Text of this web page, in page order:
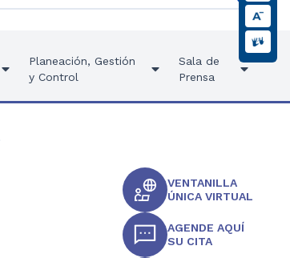
Planeación, Gestión
y Control
Sala de
Prensa
VENTANILLA
ÚNICA VIRTUAL
AGENDE AQUÍ
SU CITA